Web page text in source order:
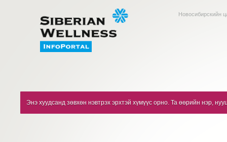
Новосибирскийн
Энэ хуудсанд зөвхөн нэвтрэх эрхтэй хүмүүс орно. Та өөрийн нэр,